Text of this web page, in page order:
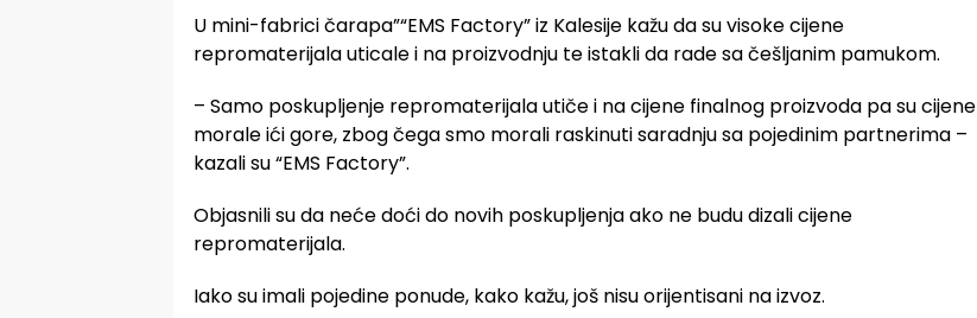
U mini-fabrici čarapa”“EMS Factory” iz Kalesije kažu da su visoke cijene
repromaterijala uticale i na proizvodnju te istakli da rade sa češljanim pamukom.
– Samo poskupljenje repromaterijala utiče i na cijene finalnog proizvoda pa su cijene
morale ići gore, zbog čega smo morali raskinuti saradnju sa pojedinim partnerima –
kazali su “EMS Factory”.
Objasnili su da neće doći do novih poskupljenja ako ne budu dizali cijene
repromaterijala.
Iako su imali pojedine ponude, kako kažu, još nisu orijentisani na izvoz.